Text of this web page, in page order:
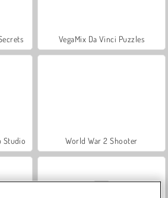
VegaMix Da Vinci Puzzles
Studio World War 2 Shooter